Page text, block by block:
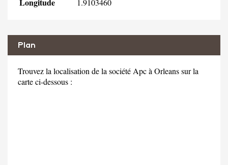
1.9103460
Plan
Trouvez la localisation de la société Apc à Orleans sur la
carte ci-dessous :